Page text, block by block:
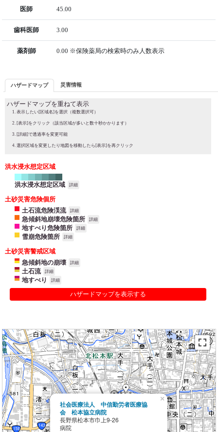
医師 45.00
歯科医師 3.00
薬剤師 0.00 ※保険薬局の検索時のみ人数表示
ハザードマップ 災害情報
ハザードマップを重ねて表示
表示したい[区域名]を選択（複数選択可）
[表示]をクリック（該当区域が多いと数十秒かかります）
[詳細]で透過率を変更可能
選択区域を変更したり地図を移動したら[表示]を再クリック
洪水浸水想定区域
洪水浸水想定区域 詳細
土砂災害危険個所
土石流危険渓流
詳細
急傾斜地崩壊危険箇所 詳細
地すべり危険箇所 詳細
雪崩危険箇所 詳細
土砂災害警戒区域
急傾斜地の崩壊
詳細
土石流 詳細
地すべり 詳細
ハザードマップを表示する
社会医療法人 中信勤労者医療協
会 松本協立病院
長野県松本市巾上9-26
病院
×